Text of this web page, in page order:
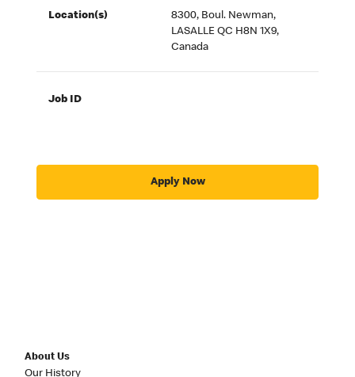
Location(s)
8300, Boul. Newman,
LASALLE QC H8N 1X9,
Canada
Job ID
Apply Now
About Us
Our History